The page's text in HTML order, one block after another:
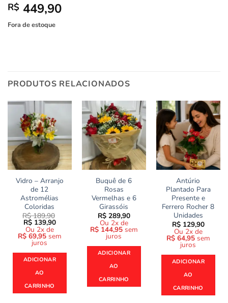
R$ 449,90
Fora de estoque
PRODUTOS RELACIONADOS
Vidro – Arranjo
de 12
Astromélias
Coloridas
R$189,90
O
preço
original
era:
R$ 189,90.
R$139,90O
atual
é:
R$ 139,90.
Ou 2x de
R$69,95 sem
juros
ADICIONAR
AO
CARRINHO
Buquê de 6
Rosas
Vermelhas e 6
Girassóis
R$289,90
Ou 2x de
R$144,95 sem
juros
ADICIONAR
AO
CARRINHO
Antúrio
Plantado Para
Presente e
Ferrero Rocher 8
Unidades
R$129,90
Ou 2x de
R$64,95 sem
juros
ADICIONAR
AO
CARRINHO